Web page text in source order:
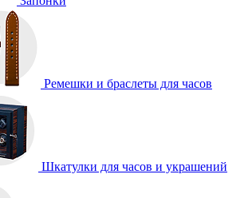
Ремешки и браслеты для часов
Шкатулки для часов и украшений